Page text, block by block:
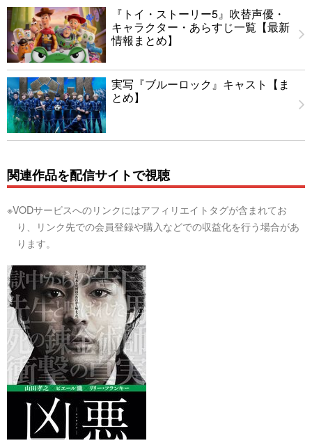
『トイ・ストーリー5』吹替声優・
キャラクター・あらすじ一覧【最新
情報まとめ】
実写『ブルーロック』キャスト【ま
とめ】
関連作品を配信サイトで視聴
※VODサービスへのリンクにはアフィリエイトタグが含まれてお
り、リンク先での会員登録や購入などでの収益化を行う場合があ
ります。